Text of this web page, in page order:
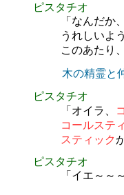
ピスタチオ
「なんだか
うれしいよ
このあたり
木の精霊と
ピスタチオ
「オイラ、
コールステ
スティック
ピスタチオ
「イエ～～